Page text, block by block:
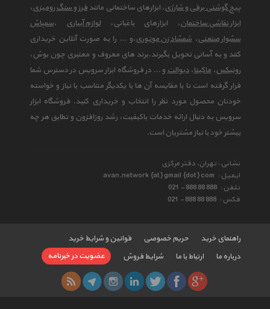
پیچ گوشتی برقی و شارژی، ابزارهای ساختمانی مانند فرز و سنگ رومیزی،
ابزار نقاشی ساختمان، ابزارهای باغبانی،لوازم آبیاری ،سمپاش
سشوار صنعتی،شمشاد زن موتوری،و ... را به صورت آنلاین خریداری
کنند و به آسانی تحویل بگیرند.برند های معروف و معتبری چون بوش،
رونیکس،ماکیتا،دیوالتو ... در فروشگاه ابزار سرویس در دسترس شما
قرار گرفته است تا با مقایسه آن ها با یکدیگر متناسب با نیاز و خواسته
خودتان محصول مورد نظر را انتخاب و خریداری کنید. فروشگاه ابزار
سرویس به دنبال ارائه خدمات باکیفیت، رشد روزافزون و تطابق هر چه
بیشتر خود با نیاز مشتریان است.
نشانی : تهران، دفتر مرکزی
ایمیل : avan.network {at} gmail {dot} com
تلفن : 021 - 888 88 888
فکس : 021 - 888 88 888
راهنمای خرید حریم خصوصی
قوانین و شرایط خرید
درباره ما
ارتباط با ما شرایط فروش عضویت در خبرنامه